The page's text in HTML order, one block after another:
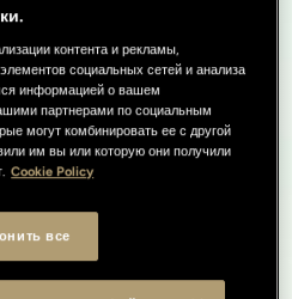
контента и рекламы,
социальных сетей и анализа
информацией о вашем
партнерами по социальным
могут комбинировать ее с другой
им вы или которую они получили
Cookie Policy
все